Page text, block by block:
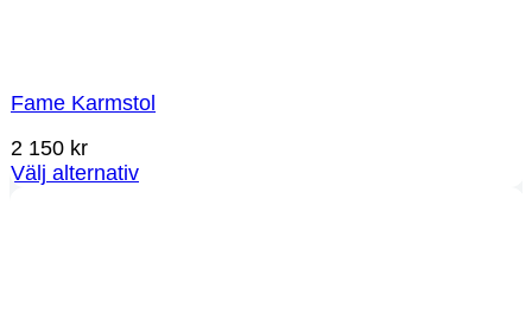
Fame Karmstol
2 150 kr
Välj alternativ